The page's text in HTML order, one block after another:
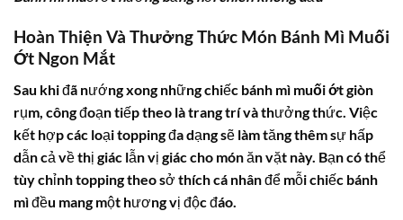
Hoàn Thiện Và Thưởng Thức Món Bánh Mì Muối
Ớt Ngon Mắt
Sau khi đã nướng xong những chiếc bánh mì muối ớtgiòn
rụm, công đoạn tiếp theo là trang trí và thưởng thức. Việc
kết hợp các loại topping đa dạng sẽ làm tăng thêm sự hấp
dẫn cả về thị giác lẫn vị giác cho món ăn vặt này. Bạn có thể
tùy chỉnh topping theo sở thích cá nhân để mỗi chiếc bánh
mì đều mang một hương vị độc đáo.